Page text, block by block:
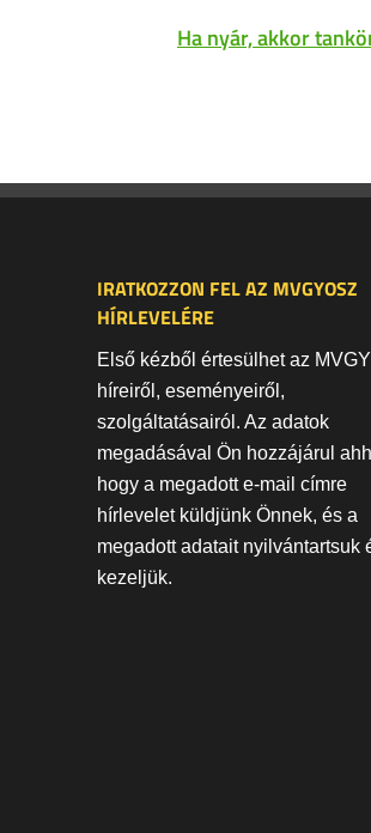
Ha nyár, akkor
IRATKOZZON FEL AZ MVGYOSZ
HÍRLEVELÉRE
Első kézből értesülhet az
híreiről, eseményeiről,
szolgáltatásairól. Az adatok
megadásával Ön hozzájárul
hogy a megadott e-mail címre
hírlevelet küldjünk Önnek, és a
megadott adatait nyilvántartsuk
kezeljük.